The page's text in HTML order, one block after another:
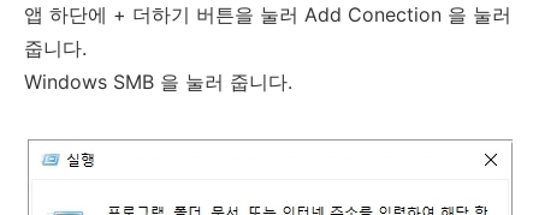
앱 하단에 + 더하기 버튼을 눌러 Add Conection 을 눌러
줍니다.
Windows SMB 을 눌러 줍니다.